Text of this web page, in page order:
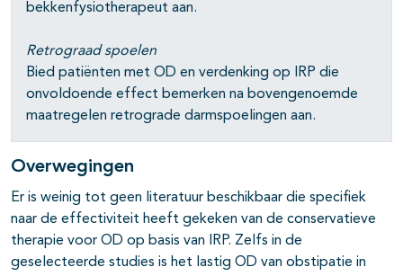
bekkenfysiotherapeut aan.
Retrograad spoelen
Bied patiënten met OD en verdenking op IRP die
onvoldoende effect bemerken na bovengenoemde
maatregelen retrograde darmspoelingen aan.
Overwegingen
Er is weinig tot geen literatuur beschikbaar die specifiek
naar de effectiviteit heeft gekeken van de conservatieve
therapie voor OD op basis van IRP. Zelfs in de
geselecteerde studies is het lastig OD van obstipatie in